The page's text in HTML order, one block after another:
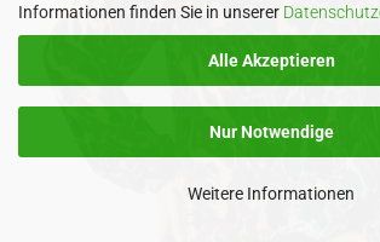
Informationen finden Sie in unserer
Alle Akzeptieren
Nur Notwendige
Weitere Informationen